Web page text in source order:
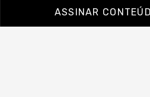
ASSINAR